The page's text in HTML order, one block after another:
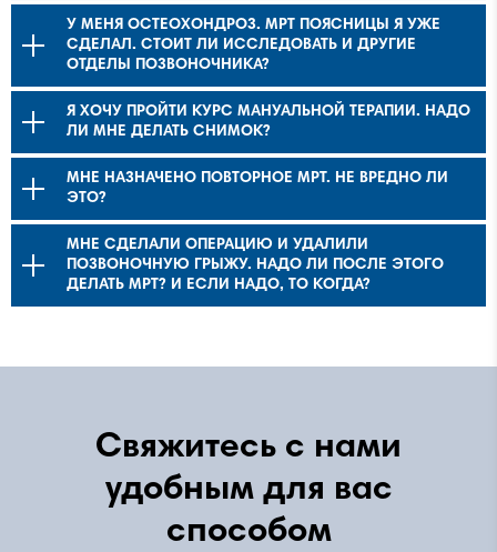
У МЕНЯ ОСТЕОХОНДРОЗ. МРТ ПОЯСНИЦЫ Я УЖЕ
СДЕЛАЛ. СТОИТ ЛИ ИССЛЕДОВАТЬ И ДРУГИЕ
ОТДЕЛЫ ПОЗВОНОЧНИКА?
Я ХОЧУ ПРОЙТИ КУРС МАНУАЛЬНОЙ ТЕРАПИИ. НАДО
ЛИ МНЕ ДЕЛАТЬ СНИМОК?
МНЕ НАЗНАЧЕНО ПОВТОРНОЕ МРТ. НЕ ВРЕДНО ЛИ
ЭТО?
МНЕ СДЕЛАЛИ ОПЕРАЦИЮ И УДАЛИЛИ
ПОЗВОНОЧНУЮ ГРЫЖУ. НАДО ЛИ ПОСЛЕ ЭТОГО
ДЕЛАТЬ МРТ? И ЕСЛИ НАДО, ТО КОГДА?
Свяжитесь с нами
удобным для вас
способом